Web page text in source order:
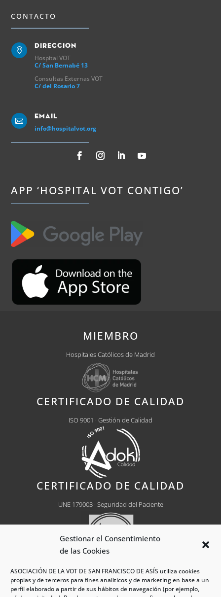
Gestionar el Consentimiento
de las Cookies
ASOCIACIÓN DE LA VOT DE SAN FRANCISCO DE ASÍS utiliza cookies
propias y de terceros para fines analíticos y de marketing en base a un
perfil elaborado a partir de sus hábitos de navegación (por ejemplo,
CONTACTO

Direccion
Hospital VOT
C/ San Bernabé 13
Consultas Externas VOT
C/ del Rosario 7

Email
info@hospitalvot.org
APP ‘HOSPITAL VOT CONTIGO’
MIEMBRO
Hospitales Católicos de Madrid
CERTIFICADO DE CALIDAD
ISO 9001 · Gestión de Calidad
CERTIFICADO DE CALIDAD
UNE 179003 · Seguridad del Paciente
Centro Médico AutorizadoNº CH0030